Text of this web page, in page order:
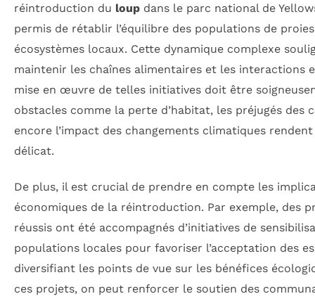
réintroduction du loup dans le parc national de
permis de rétablir l’équilibre des populations de
écosystèmes locaux. Cette dynamique complexe
maintenir les chaînes alimentaires et les interactions
mise en œuvre de telles initiatives doit être
obstacles comme la perte d’habitat, les préjugés des
encore l’impact des changements climatiques
délicat.
De plus, il est crucial de prendre en compte les
économiques de la réintroduction. Par exemple, des
réussis ont été accompagnés d’initiatives de
populations locales pour favoriser l’acceptation des
diversifiant les points de vue sur les bénéfices
ces projets, on peut renforcer le soutien des